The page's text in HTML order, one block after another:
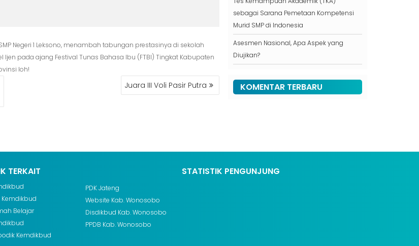
Negeri 1 Leksono, menambah tabungan prestasinya di sekolah
pada ajang Festival Tunas Bahasa Ibu (FTBI) Tingkat Kabupaten
loh!
Juara III Voli Pasir Putra
sebagai Sarana Pemetaan Kompetensi
Murid SMP di Indonesia
Asesmen Nasional, Apa Aspek yang
Diujikan?
KOMENTAR TERBARU
TERKAIT
Kemdikbud
Belajar
Kemdikbud
PDK Jateng
Website Kab. Wonosobo
Disdikbud Kab. Wonosobo
PPDB Kab. Wonosobo
STATISTIK PENGUNJUNG